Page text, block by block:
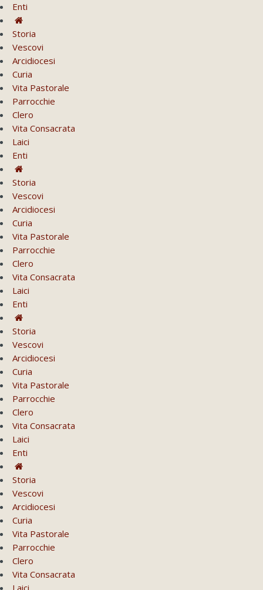
Enti
Storia
Vescovi
Arcidiocesi
Curia
Vita Pastorale
Parrocchie
Clero
Vita Consacrata
Laici
Enti
Storia
Vescovi
Arcidiocesi
Curia
Vita Pastorale
Parrocchie
Clero
Vita Consacrata
Laici
Enti
Storia
Vescovi
Arcidiocesi
Curia
Vita Pastorale
Parrocchie
Clero
Vita Consacrata
Laici
Enti
Storia
Vescovi
Arcidiocesi
Curia
Vita Pastorale
Parrocchie
Clero
Vita Consacrata